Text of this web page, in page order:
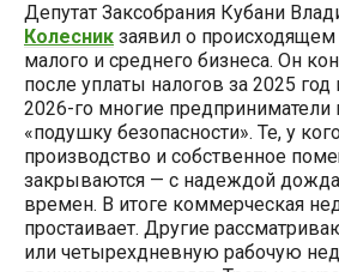
Депутат Заксобрания Кубани
Колесник заявил о
малого и среднего бизнеса. Он
после уплаты налогов за 2025
2026-го многие предприниматели
«подушку безопасности». Те, у
производство и собственное
закрываются — с надеждой
времен. В итоге коммерческая
простаивает. Другие
или четырехдневную рабочую